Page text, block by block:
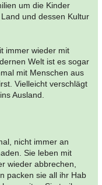
um die Kinder
und dessen Kultur
immer wieder mit
Welt ist es sogar
mit Menschen aus
Vielleicht verschlägt
Ausland.
nicht immer an
Sie leben mit
wieder abbrechen,
packen sie all ihr Hab